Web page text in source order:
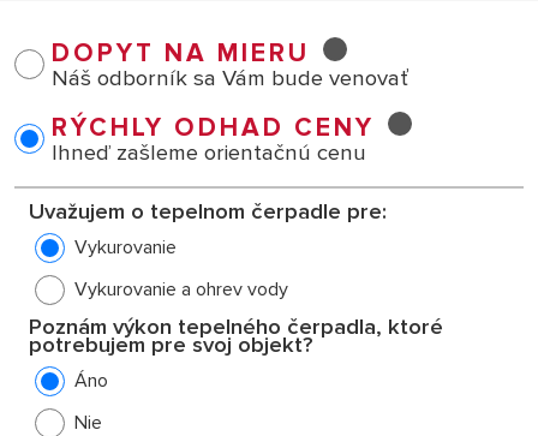
DOPYT NA MIERU
Náš odborník sa Vám bude venovať
RÝCHLY ODHAD CENY
Ihneď zašleme orientačnú cenu
Uvažujem o tepelnom čerpadle pre:
Vykurovanie
Vykurovanie a ohrev vody
Poznám výkon tepelného čerpadla, ktoré
potrebujem pre svoj objekt?
Áno
Nie